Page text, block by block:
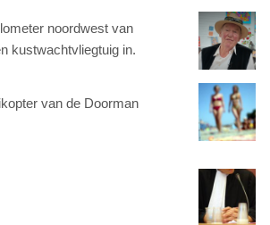
noordwest van
kustwachtvliegtuig in.
van de Doorman